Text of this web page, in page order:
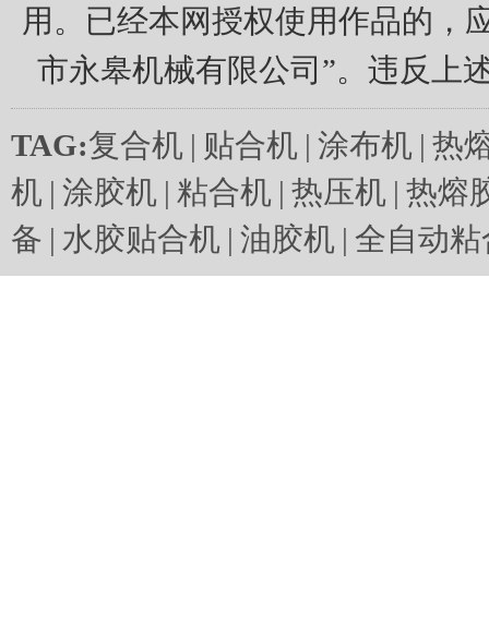
用。已经本网授权使用作品的，
市永皋机械有限公司”。违反上
TAG:复合机 | 贴合机 | 涂布机 | 热
机 | 涂胶机 | 粘合机 | 热压机 | 热熔
备 | 水胶贴合机 | 油胶机 | 全自动粘